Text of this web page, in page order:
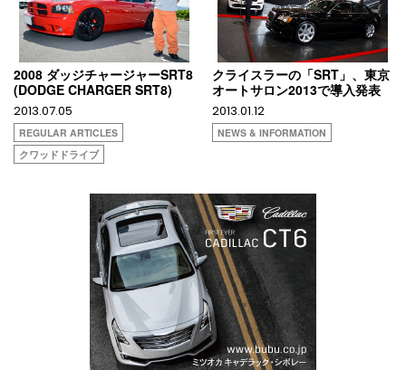
2008 ダッジチャージャーSRT8
(DODGE CHARGER SRT8)
2013.07.05
REGULAR ARTICLES
クワッドドライブ
クライスラーの「SRT」、東京
オートサロン2013で導入発表
2013.01.12
NEWS & INFORMATION